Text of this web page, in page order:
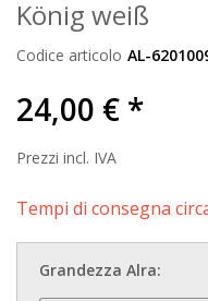
König weiß
Codice articolo AL-
24,00 € *
Prezzi incl. IVA
Tempi di consegna
Grandezza Alra: